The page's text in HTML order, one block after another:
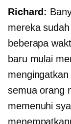
Richard:
mereka
beberapa
baru mulai
semua orang
memenuhi